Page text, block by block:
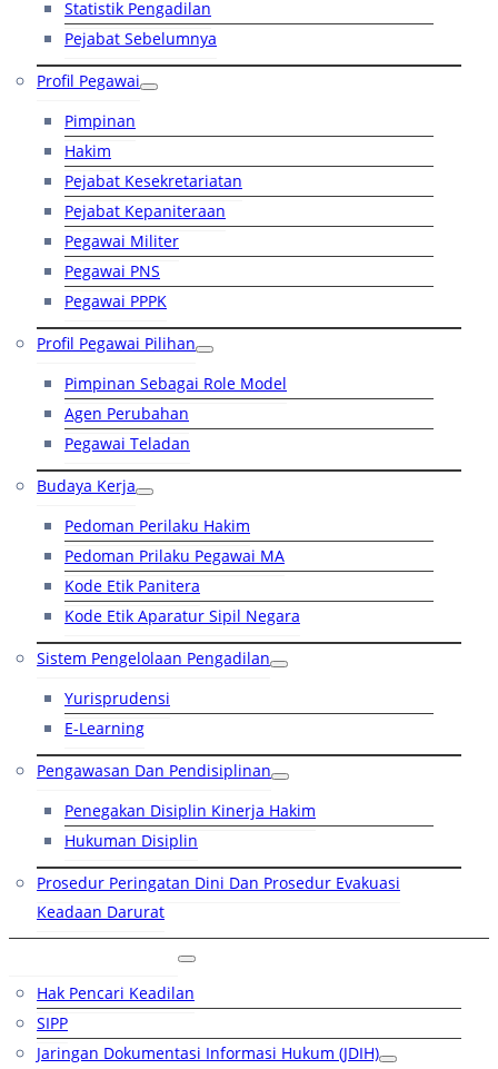
Statistik Pengadilan
Pejabat Sebelumnya
Profil Pegawai
Pimpinan
Hakim
Pejabat Kesekretariatan
Pejabat Kepaniteraan
Pegawai Militer
Pegawai PNS
Pegawai PPPK
Profil Pegawai Pilihan
Pimpinan Sebagai Role Model
Agen Perubahan
Pegawai Teladan
Budaya Kerja
Pedoman Perilaku Hakim
Pedoman Prilaku Pegawai MA
Kode Etik Panitera
Kode Etik Aparatur Sipil Negara
Sistem Pengelolaan Pengadilan
Yurisprudensi
E-Learning
Pengawasan Dan Pendisiplinan
Penegakan Disiplin Kinerja Hakim
Hukuman Disiplin
Prosedur Peringatan Dini Dan Prosedur Evakuasi
Keadaan Darurat
Hak Pencari Keadilan
SIPP
Jaringan Dokumentasi Informasi Hukum (JDIH)